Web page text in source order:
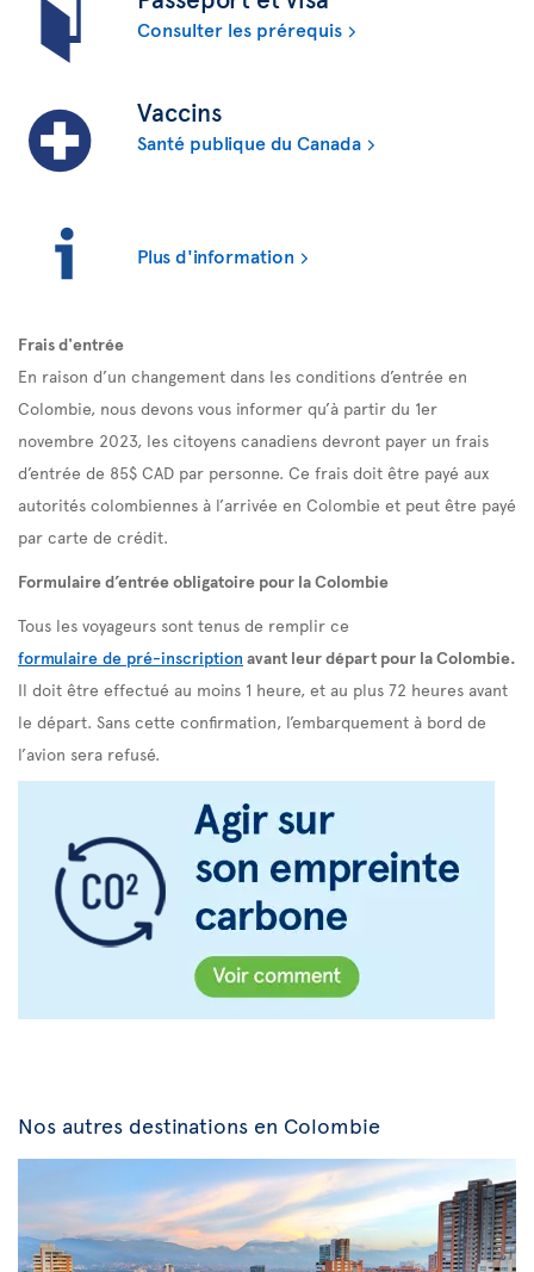
Consulter les prérequis
Vaccins
Santé publique du Canada
Plus d'information
Frais d'entrée
En raison d’un changement dans les conditions d’entrée en
Colombie, nous devons vous informer qu’à partir du 1er
novembre 2023, les citoyens canadiens devront payer un frais
d’entrée de 85$ CAD par personne. Ce frais doit être payé aux
autorités colombiennes à l’arrivée en Colombie et peut être payé
par carte de crédit.
Formulaire d’entrée obligatoire pour la Colombie
Tous les voyageurs sont tenus de remplir ce
formulaire de pré-inscription avant leur départ pour la Colombie.
Il doit être effectué au moins 1 heure, et au plus 72 heures avant
le départ. Sans cette confirmation, l’embarquement à bord de
l’avion sera refusé.
Nos autres destinations en Colombie